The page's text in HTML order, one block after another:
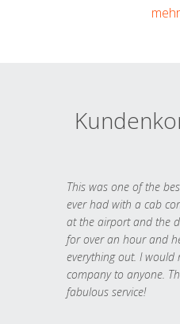
mehr
This was one of the
ever had with a cab
at the airport and the
for over an hour and
everything out. I would
company to anyone.
fabulous service!